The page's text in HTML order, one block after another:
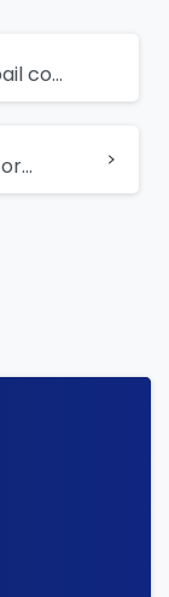
La clause résolutoire du bail commercial : conditions de validité et de mise en oeuvre
Richard GARUTTI anime une formation sur la constitution de sociétés le 27 avril 2017 à la Maison du Barreau